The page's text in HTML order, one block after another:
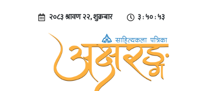
२०८३ श्रावण २२, शुक्रबार ३ : ५० : ५३